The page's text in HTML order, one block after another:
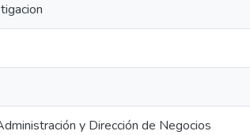
y Dirección de Negocios